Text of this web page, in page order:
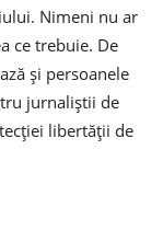
Nimeni nu ar
ce trebuie. De
şi persoanele
jurnaliştii de
libertăţii de